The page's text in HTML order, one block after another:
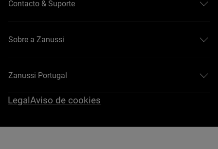
Contacto & Suporte
Sobre a Zanussi
Zanussi Portugal
LegalAviso de cookies